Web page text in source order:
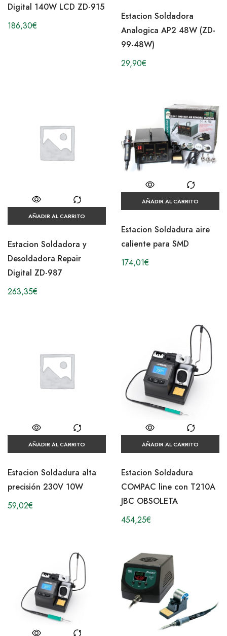
Digital 140W LCD ZD-915
186,30€
Estacion Soldadora
Analogica AP2 48W (ZD-
99-48W)
29,90€
AÑADIR AL CARRITO
Estacion Soldadora y
Desoldadora Repair
Digital ZD-987
263,35€
AÑADIR AL CARRITO
Estacion Soldadura aire
caliente para SMD
174,01€
AÑADIR AL CARRITO
Estacion Soldadura alta
precisión 230V 10W
59,02€
AÑADIR AL CARRITO
Estacion Soldadura
COMPAC line con T210A
JBC OBSOLETA
454,25€